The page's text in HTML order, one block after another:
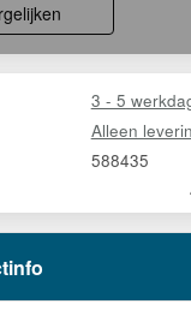
3 - 5
Alleen
588435